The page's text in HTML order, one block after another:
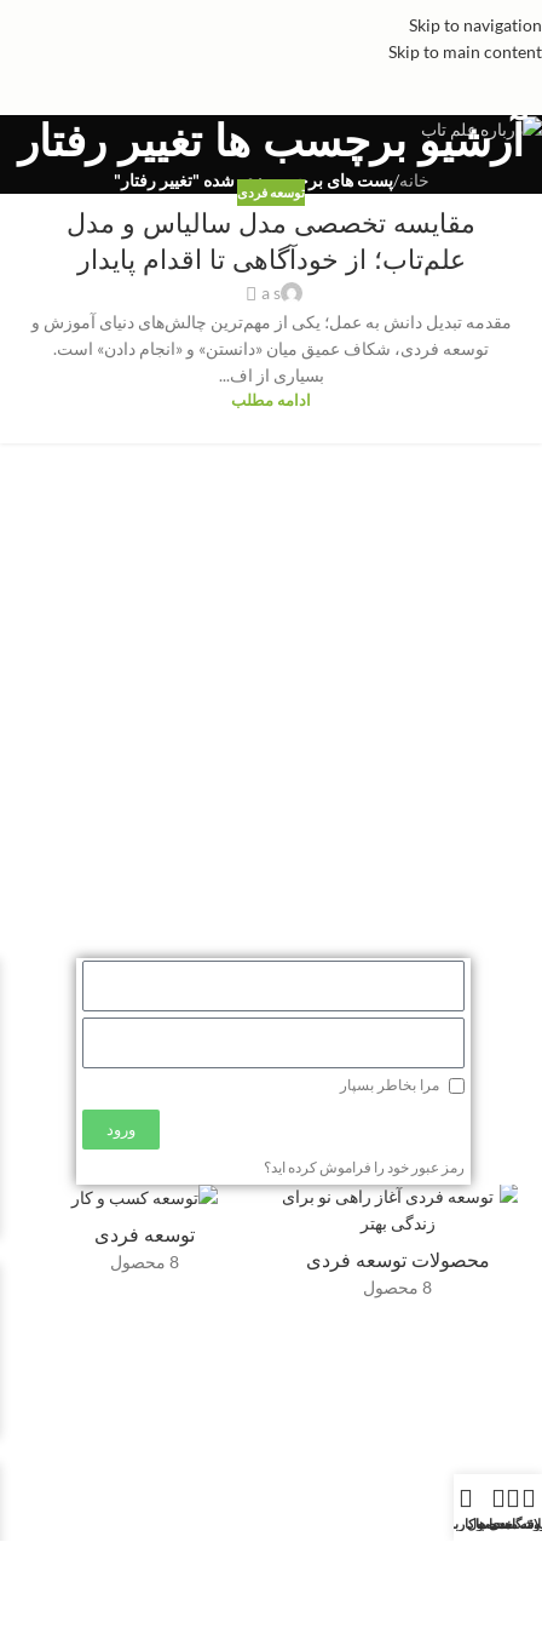
Skip to navigation
Skip to main content
آرشیو برچسب ها تغییر رفتار
خانه/پست های برچسب زده شده "تغییر رفتار"
توسعه فردی
مقایسه تخصصی مدل سالیاس و مدل
علم‌تاب؛ از خودآگاهی تا اقدام پایدار
a s
مقدمه تبدیل دانش به عمل؛ یکی از مهم‌ترین چالش‌های دنیای آموزش و
توسعه فردی، شکاف عمیق میان «دانستن» و «انجام دادن» است.
بسیاری از اف...
ادامه مطلب
مرا بخاطر بسپار
ورود
رمز عبور خود را فراموش کرده اید؟
محصولات توسعه فردی
8 محصول
توسعه فردی
8 محصول
مندی ها
محصول
حساب کاربری من